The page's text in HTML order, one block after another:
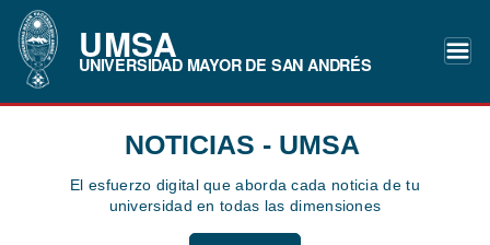
UMSA
UNIVERSIDAD MAYOR DE SAN ANDRÉS
NOTICIAS - UMSA
El esfuerzo digital que aborda cada noticia de tu
universidad en todas las dimensiones